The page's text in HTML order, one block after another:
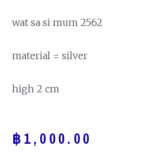
wat sa si mum 2562
material = silver
high 2 cm
฿ 1,000.00